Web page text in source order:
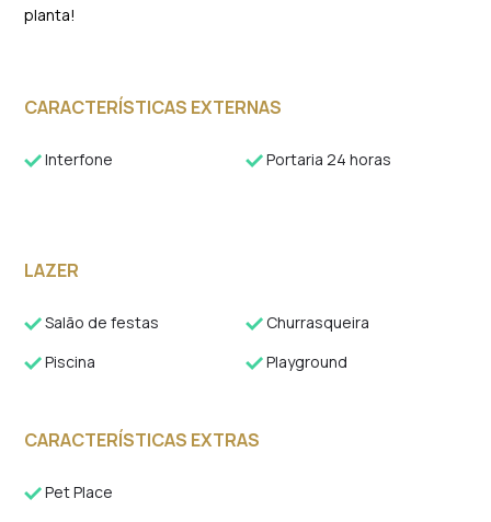
planta!
CARACTERÍSTICAS EXTERNAS
Interfone Portaria 24 horas
LAZER
Salão de festas
Churrasqueira
Piscina
Playground
CARACTERÍSTICAS EXTRAS
Pet Place